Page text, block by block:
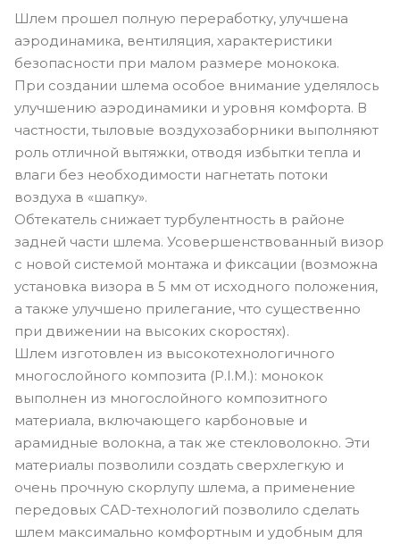
Шлем прошел полную переработку, улучшена
аэродинамика, вентиляция, характеристики
безопасности при малом размере монокока.
При создании шлема особое внимание уделялось
улучшению аэродинамики и уровня комфорта. В
частности, тыловые воздухозаборники выполняют
роль отличной вытяжки, отводя избытки тепла и
влаги без необходимости нагнетать потоки
воздуха в «шапку».
Обтекатель снижает турбулентность в районе
задней части шлема. Усовершенствованный визор
с новой системой монтажа и фиксации (возможна
установка визора в 5 мм от исходного положения,
а также улучшено прилегание, что существенно
при движении на высоких скоростях).
Шлем изготовлен из высокотехнологичного
многослойного композита (P.I.M.): монокок
выполнен из многослойного композитного
материала, включающего карбоновые и
арамидные волокна, а так же стекловолокно. Эти
материалы позволили создать сверхлегкую и
очень прочную скорлупу шлема, а применение
передовых CAD-технологий позволило сделать
шлем максимально комфортным и удобным для